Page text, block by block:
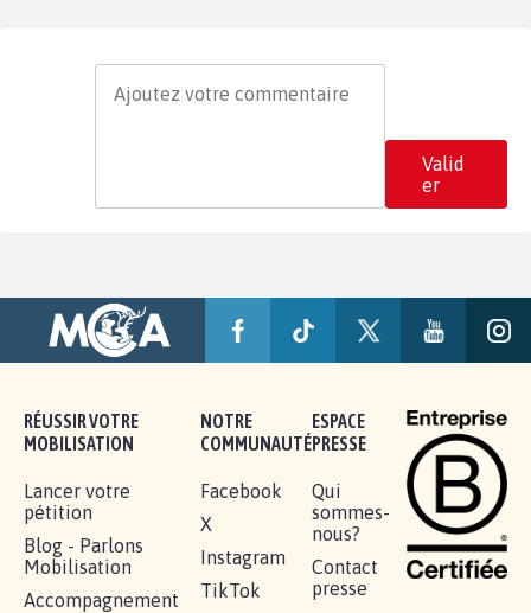
Valid
er
RÉUSSIR VOTRE
MOBILISATION
Lancer votre
pétition
Blog - Parlons
Mobilisation
Accompagnement
NOTRE
COMMUNAUTÉ
Facebook
X
Instagram
TikTok
ESPACE
PRESSE
Qui
sommes-
nous?
Contact
presse